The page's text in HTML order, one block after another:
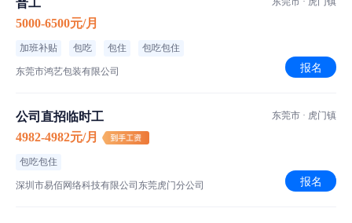
普工
5000-6500元/月
加班补贴 包吃 包住 包吃包住
东莞市鸿艺包装有限公司 报名
公司直招临时工
4982-4982元/月
包吃包住
深圳市易佰网络科技有限公司东莞虎门分公司
东莞市 · 虎门镇
报名